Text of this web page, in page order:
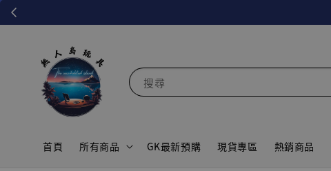
搜尋
首頁 所有商品 GK最新預購 現貨專區 熱銷商品